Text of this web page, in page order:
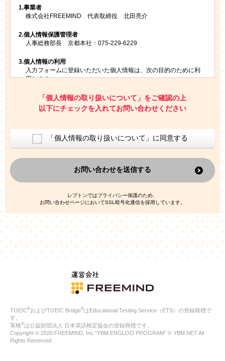
1.事業者
株式会社FREEMIND 代表取締役 北田亮介
2.個人情報保護管理者
人事総務部長 京都本社：075-229-6229
3.個人情報の利用
入力フォームに登録いただいた個人情報は、次の目的のために利
用します。
お問い合わせにお答えするため
レプトンのキャンペーンや新商品（新サービス）、新規開講教
室等をご案内するため
ご利用者の個人情報を、本人が特定されないデータに不可逆変
換した上で、広告・宣伝・販売促進活動に役立てること
上記の利用目的のために第三者へ提供すること
なお、この利用目的を超えた個人情報の取扱いは行いません。ま
た、これ以外の目的で個人情報を利用することはありません。
人情報を、本人が特定されないデータに不可逆変換した上で第三
者広告配信事業者においてマッチングを行い、その結果に基づい
て広告を配信することがあります。第三者広告配信事業者が、こ
れらの情報を広告配信以外の目的で利用することはありません。
4.
個人情報の第三者への提供
当社は、次の場合を除き、ご本人の同意なしに個人情報を第三者
に提供することはありません。
ご本人の同意がある場合
法令に基づく場合
人の生命、身体または財産の保護のために必要がある場合であ
公衆衛生の向上または児童の健全な育成の推進のために特に必
合
特定した利用目的の達成に必要な範囲内において、個人情報の
「個人情報の取り扱いについて」をご確認の上
以下にチェックを入れてお問い合わせください
「個人情報の取り扱いについて」に同意する
お問い合わせを送信する
レプトンではプライバシー保護のため、
お問い合わせページにおいてSSL暗号化通信を採用しています。
TOEIC®およびTOEIC Bridge®はEducational Testing Service（ETS）の登録商標で
す。
英検®は公益財団法人 日本英語検定協会の登録商標です。
Copyright © 2020 FREEMIND, Inc.“YBM ENGLOO PROGRAM” © YBM NET All
Rights Reserved.